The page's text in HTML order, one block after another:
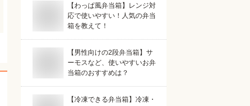
【わっぱ風弁当箱】レンジ対
応で使いやすい！人気の弁当
箱を教えて！
【男性向けの2段弁当箱】サ
ーモスなど、使いやすいお弁
当箱のおすすめは？
【冷凍できる弁当箱】冷凍・